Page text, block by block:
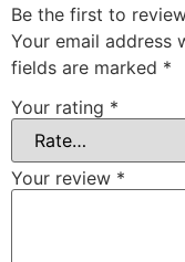
Be the first to review
Your email address
fields are marked *
Your rating *
Your review *